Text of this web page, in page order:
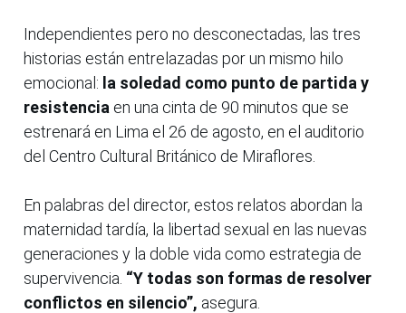
Independientes pero no desconectadas, las tres
historias están entrelazadas por un mismo hilo
emocional: la soledad como punto de partida y
resistencia en una cinta de 90 minutos que se
estrenará en Lima el 26 de agosto, en el auditorio
del Centro Cultural Británico de Miraflores.
En palabras del director, estos relatos abordan la
maternidad tardía, la libertad sexual en las nuevas
generaciones y la doble vida como estrategia de
supervivencia. “Y todas son formas de resolver
conflictos en silencio”, asegura.